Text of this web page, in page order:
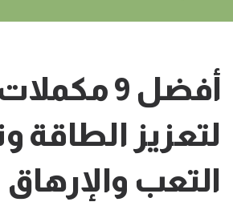
أفضل 9
لتعزيز الطاقة
التعب والإرهاق